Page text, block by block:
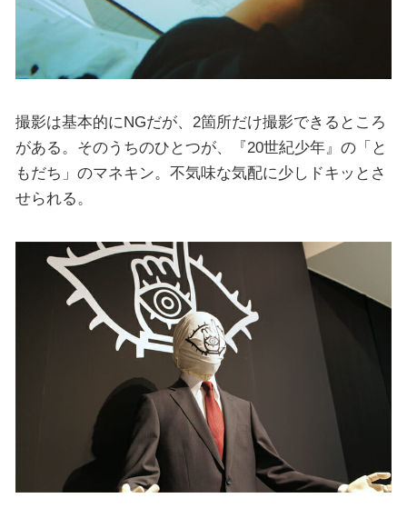
撮影は基本的にNGだが、2箇所だけ撮影できるところ
がある。そのうちのひとつが、『20世紀少年』の「と
もだち」のマネキン。不気味な気配に少しドキッとさ
せられる。